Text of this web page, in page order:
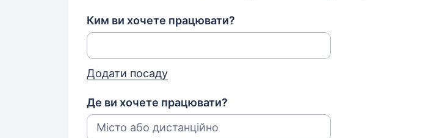
Ким ви хочете працювати?
Додати посаду
Де ви хочете працювати?